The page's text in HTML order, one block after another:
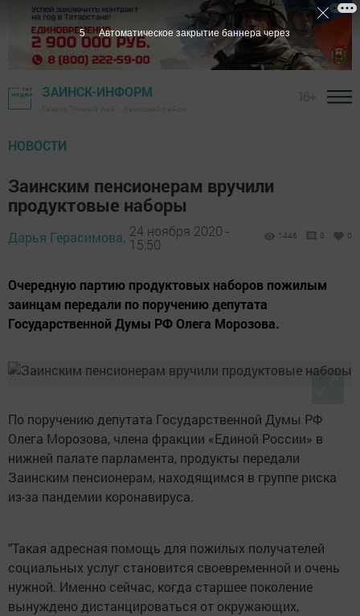
ЗАИНСК-ИНФОРМ
НОВОСТИ
Заинским пенсионерам вручили
продуктовые наборы
Дарья Герасимова, 24 ноября 2020 -
15:50
1446 0 0
Очередную партию продуктовых наборов пожилым
заинцам передали по поручению депутата
Государственной Думы РФ Олега Морозова.
По поручению депутата Государственной Думы РФ
Олега Морозова, члена фракции «Единой России» в
нижней палате парламента, продукты передали
Заинским пенсионерам, находящимся в группе риска
из-за пандемии коронавируса.
"Такая адресная помощь для пожилых получателей
социальных услуг становится своевременной и очень
нужной. Именно сейчас, когда старшее поколение
вынуждено дистанцироваться от окружающих,
4 Автоматическое закрытие баннера через